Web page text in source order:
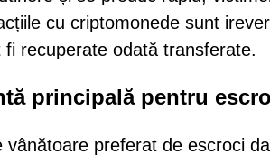
cu criptomonede sunt
recuperate odată transferate.
principală pentru
preferat de escroci